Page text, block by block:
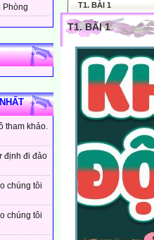
Phòng
tham khảo.
định đi đảo
chúng tôi
chúng tôi
T1. BÀI 1
T1. BÀI 1